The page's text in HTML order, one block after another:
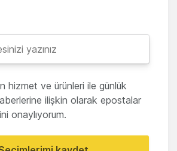
hizmet ve ürünleri ile günlük
ilişkin olarak epostalar
onaylıyorum.